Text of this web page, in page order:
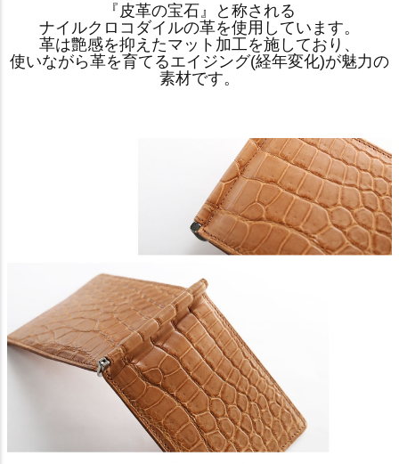
『皮革の宝石』と称される
ナイルクロコダイルの革を使用しています。
革は艶感を抑えたマット加工を施しており、
使いながら革を育てるエイジング(経年変化)が魅力の
素材です。